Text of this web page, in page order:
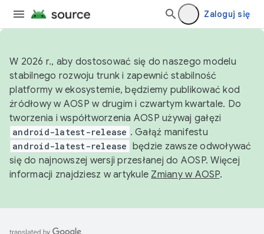
Zaloguj się
W 2026 r., aby dostosować się do naszego modelu
stabilnego rozwoju trunk i zapewnić stabilność
platformy w ekosystemie, będziemy publikować kod
źródłowy w AOSP w drugim i czwartym kwartale. Do
tworzenia i współtworzenia AOSP używaj gałęzi
android-latest-release . Gałąź manifestu
android-latest-release będzie zawsze odwoływać
się do najnowszej wersji przesłanej do AOSP. Więcej
informacji znajdziesz w artykule Zmiany w AOSP.